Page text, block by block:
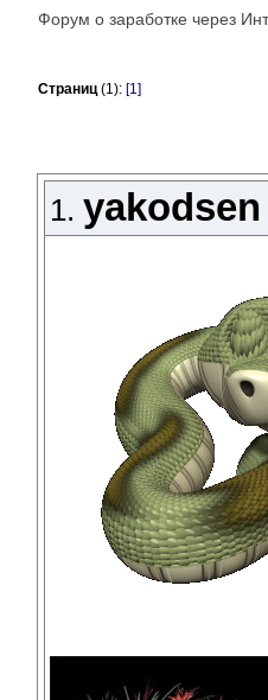
Форум о заработке через
Страниц(1): [1]
1.yakodsen